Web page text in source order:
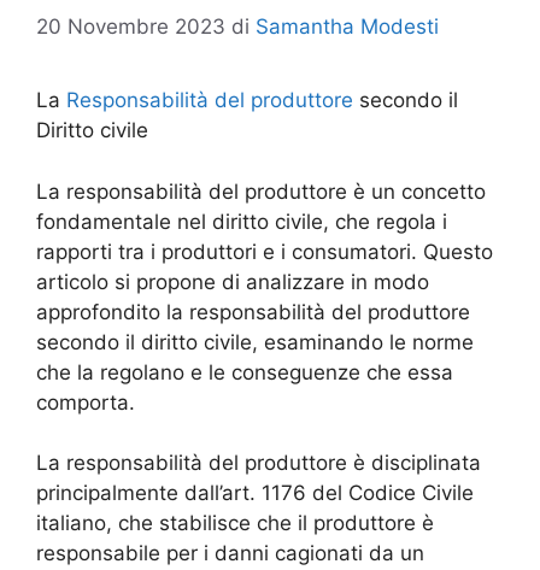
20 Novembre 2023 di Samantha Modesti
La Responsabilità del produttore secondo il
Diritto civile
La responsabilità del produttore è un concetto
fondamentale nel diritto civile, che regola i
rapporti tra i produttori e i consumatori. Questo
articolo si propone di analizzare in modo
approfondito la responsabilità del produttore
secondo il diritto civile, esaminando le norme
che la regolano e le conseguenze che essa
comporta.
La responsabilità del produttore è disciplinata
principalmente dall’art. 1176 del Codice Civile
italiano, che stabilisce che il produttore è
responsabile per i danni cagionati da un